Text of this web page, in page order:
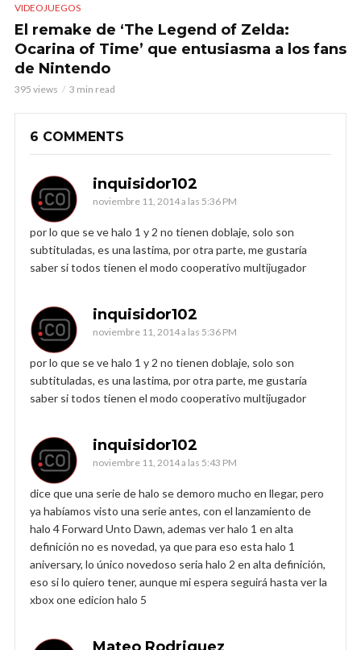
VIDEOJUEGOS
El remake de ‘The Legend of Zelda:
Ocarina of Time’ que entusiasma a los fans
de Nintendo
395 views 3 min read
6 COMMENTS
inquisidor102
noviembre 11, 2014 a las 5:36 PM
por lo que se ve halo 1 y 2 no tienen doblaje, solo son
subtituladas, es una lastima, por otra parte, me gustaría
saber si todos tienen el modo cooperativo multijugador
inquisidor102
noviembre 11, 2014 a las 5:36 PM
por lo que se ve halo 1 y 2 no tienen doblaje, solo son
subtituladas, es una lastima, por otra parte, me gustaría
saber si todos tienen el modo cooperativo multijugador
inquisidor102
noviembre 11, 2014 a las 5:43 PM
dice que una serie de halo se demoro mucho en llegar, pero
ya habíamos visto una serie antes, con el lanzamiento de
halo 4 Forward Unto Dawn, ademas ver halo 1 en alta
definición no es novedad, ya que para eso esta halo 1
aniversary, lo único novedoso seria halo 2 en alta definición,
eso si lo quiero tener, aunque mi espera seguirá hasta ver la
xbox one edicion halo 5